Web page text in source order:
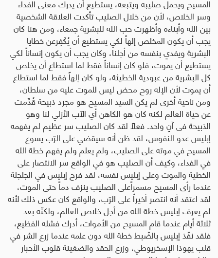
المسيح ويحمل صليبه ويتبعه، يستطيع أن يدرك معنى الفداء
وسر الخلاص، لأن من خلال الصليب تأكدت العلاقة الشخصية
بين الله وأبناءه وأظهرت حب الله للبشرية جمعاء، ومن هنا كان
يجب أن يكون المخلص إلهاً لكي يستطيع أن يُكَفِرعن خطايا
البشرية ويفدي بنفسه من أجلنا، وكان يجب أن يكون إنساناً لكي
يستطيع أن يموت، فلو كان إنساناً فقط لما استطاع أن يخلص
كل البشرية من عبودية الخطيئة، ولو كان إلهاً فقط لما استطاع
أن يموت لأن الإله روح محض ليس للموت عليه من سلطان،
ومن ناحية أخرى لم يكن السيد المسيح هو مجرد ذبيحة قُدِّمت
عن حياة العالم لكنه كان هو الكاهن أي الآب الأزلي لنا وهو
الذبيحة فى آنٍ واحد. فعلاً لقد كان الصليب سر عظيم لم يفهمه
إبليس عدو النفوس، لقد ظن أنه سيقضي على الرّب يسوع
المسيح في ‏موته على الصليب، ولم يعلم ولم يفهم خطة الله
في الفداء، وكيف أن الصليب هو في الواقع سر الانتصار على
‏الخطية والموت وعلى إبليس نفسه، لقد فرح إبليس في الجلجلة
عندما رأى المسيح مسمراًعلى الصليب ينزف دماً حتى الموت،
لقد اعتقد أنه انتصر أخيراً على الرّب، والواقع كان عكس ذلك لأنه
لم يعرف ‏إبليس خطة الله من أجل خلاص العالم، ولكنّه بعد
ثلاثة أيام عندما قام المسيح من الأموات، أدرك فشله الفظيع،
فلقد نفّذ إبليس بالضّبط خطة الله ‏دون علمه عندما زرع الشر في
قلب يهوذا الإسخريوطي، وزرع الحقد والضغينة قلوب الأحبار